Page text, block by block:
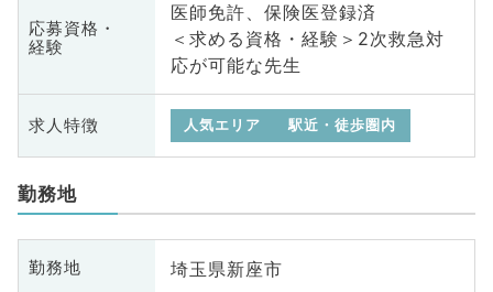
応募資格・
経験
医師免許、保険医登録済
＜求める資格・経験＞2次救急対
応が可能な先生
求人特徴 人気エリア 駅近・徒歩圏内
勤務地
勤務地 埼玉県新座市